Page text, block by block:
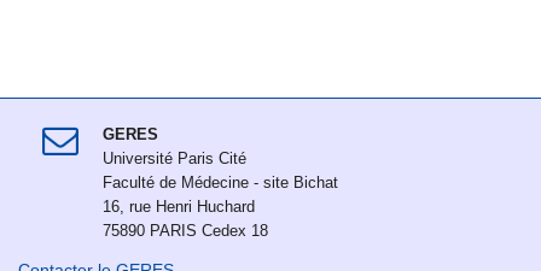
GERES
Université Paris Cité
Faculté de Médecine - site Bichat
16, rue Henri Huchard
75890 PARIS Cedex 18